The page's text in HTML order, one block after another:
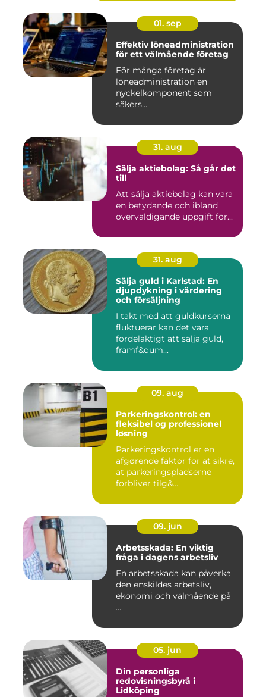
01. sep
Effektiv löneadministration
för ett välmående företag
För många företag är
löneadministration en
nyckelkomponent som
säkers...
31. aug
Sälja aktiebolag: Så går det
till
Att sälja aktiebolag kan vara
en betydande och ibland
överväldigande uppgift för...
31. aug
Sälja guld i Karlstad: En
djupdykning i värdering
och försäljning
I takt med att guldkurserna
fluktuerar kan det vara
fördelaktigt att sälja guld,
framf&oum...
09. aug
Parkeringskontrol: en
fleksibel og professionel
løsning
Parkeringskontrol er en
afgørende faktor for at sikre,
at parkeringspladserne
forbliver tilg&...
09. jun
Arbetsskada: En viktig
fråga i dagens arbetsliv
En arbetsskada kan påverka
den enskildes arbetsliv,
ekonomi och välmående på
...
05. jun
Din personliga
redovisningsbyrå i
Lidköping